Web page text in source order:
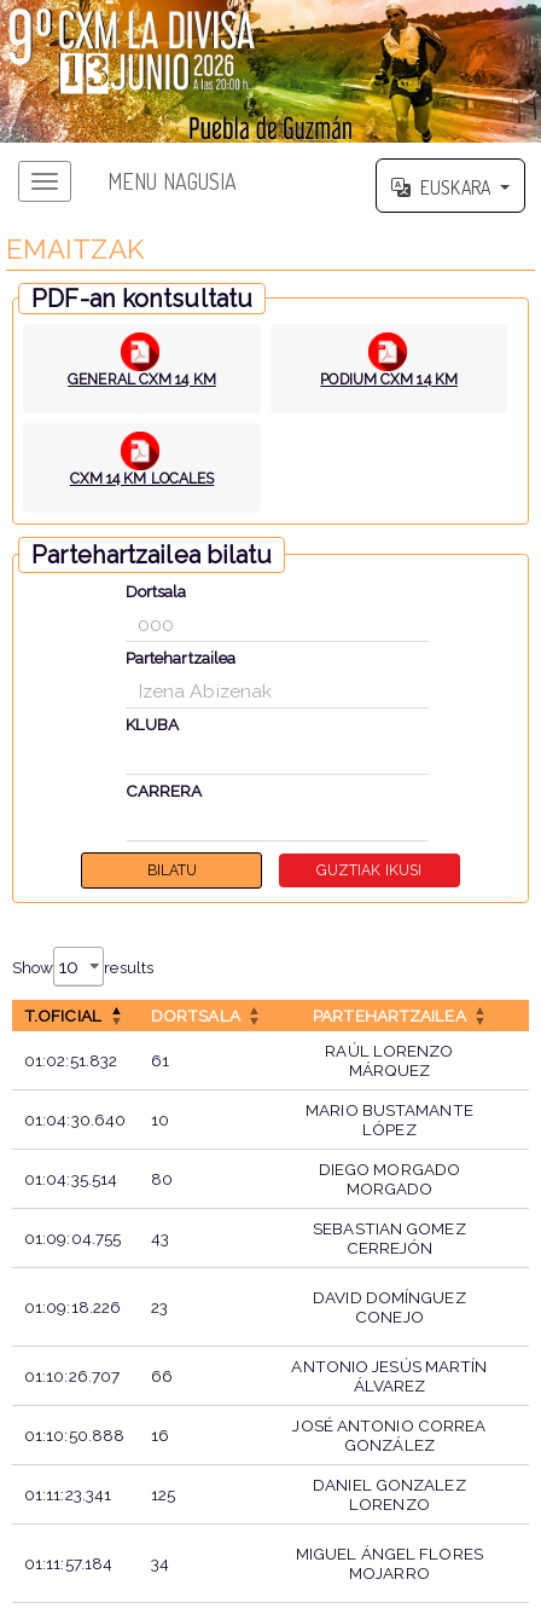
MENU NAGUSIA EUSKARA
EMAITZAK
PDF-an kontsultatu
GENERAL CXM 14 KM PODIUM CXM 14 KM
CXM 14 KM LOCALES
Partehartzailea bilatu
Dortsala
Partehartzailea
KLUBA
CARRERA
Show results
T.OFICIAL DORTSALA PARTEHARTZAILEA
01:02:51.832 61
RAÚL LORENZO
MÁRQUEZ
01:04:30.640 10
MARIO BUSTAMANTE
LÓPEZ
01:04:35.514 80
DIEGO MORGADO
MORGADO
01:09:04.755 43
SEBASTIAN GOMEZ
CERREJÓN
01:09:18.226 23
DAVID DOMÍNGUEZ
CONEJO
01:10:26.707 66
ANTONIO JESÚS MARTÍN
ÁLVAREZ
01:10:50.888 16
JOSÉ ANTONIO CORREA
GONZÁLEZ
01:11:23.341 125
DANIEL GONZALEZ
LORENZO
01:11:57.184 34
MIGUEL ÁNGEL FLORES
MOJARRO